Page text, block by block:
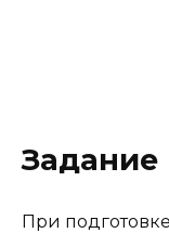
Задание
При